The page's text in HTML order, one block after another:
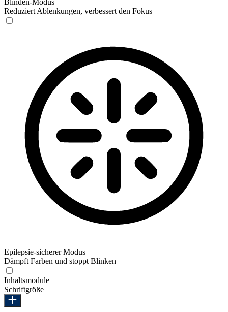
Reduziert Ablenkungen, verbessert den Fokus
Epilepsie-sicherer Modus
Dämpft Farben und stoppt Blinken
Inhaltsmodule
Schriftgröße